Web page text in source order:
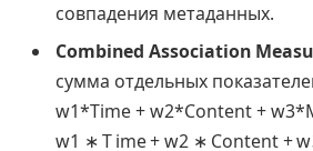
совпадения метаданных.
Combined Association
сумма отдельных
w1*Time + w2*Content +
w1 ∗ Time+w2 ∗ Content+w